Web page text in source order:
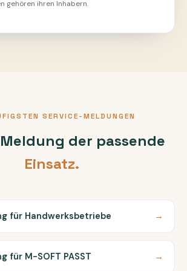
gehören ihren Inhabern.
SERVICE-MELDUNGEN
der passende
Einsatz.
für Handwerksbetriebe →
für M-SOFT PASST →